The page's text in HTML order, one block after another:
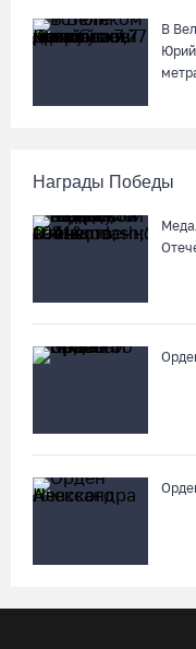
В
Юрий
Награды Победы